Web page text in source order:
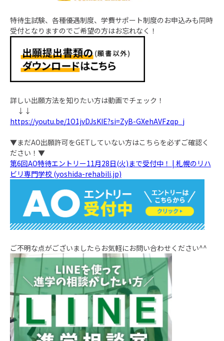
特待生試験、各種優遇制度、学費サポート制度のお申込みも同時
受付となりますのでご希望の方はお忘れなく！
詳しい出願方法を知りたい方は動画でチェック！
↓↓
https://youtu.be/1O1jvDJsKIE?si=ZyB-GXehAVFzqp_j
▼まだAO出願許可をGETしていない方はこちらを必ずご確認く
ださい！▼
第6回AO特待エントリー11月28日(火)まで受付中！ | 札幌のリハ
ビリ専門学校 (yoshida-rehabili.jp)
ご不明な点がございましたらお気軽にお問い合わせください^^